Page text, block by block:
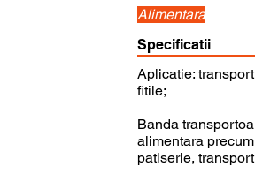
Alimentara
Specificatii
Aplicatie:
fitile;
Banda
alimentara
patiserie,